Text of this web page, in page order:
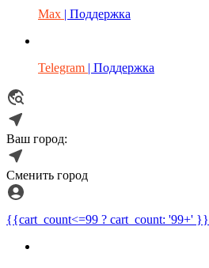
Max | Поддержка
Telegram | Поддержка
Ваш город:
Сменить город
{{cart_count<=99 ? cart_count: '99+' }}